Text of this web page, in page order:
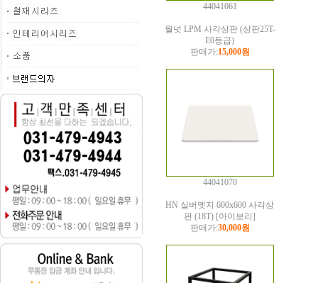
44041061
월넛 LPM 사각상판 (상판25T-
E0등급)
판매가:15,000원
44041070
HN 실버엣지 600x600 사각상
판 (18T) [아이보리]
판매가:30,000원